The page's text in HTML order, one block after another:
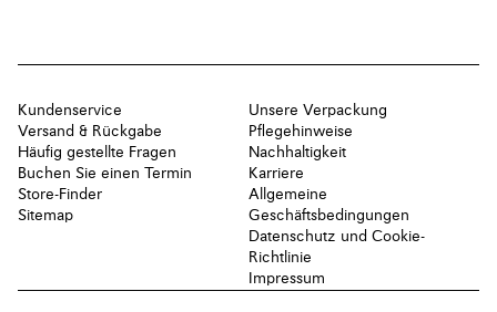
Kundenservice
Versand & Rückgabe
Häufig gestellte Fragen
Buchen Sie einen Termin
Store-Finder
Sitemap
Unsere Verpackung
Pflegehinweise
Nachhaltigkeit
Karriere
Allgemeine
Geschäftsbedingungen
Datenschutz und Cookie-
Richtlinie
Impressum